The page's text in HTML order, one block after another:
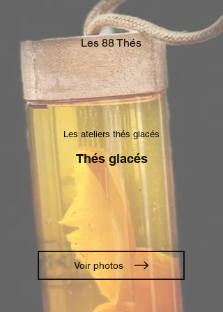
Les 88 Thés
Thés glacés
Les ateliers thés glacés
Voir photos